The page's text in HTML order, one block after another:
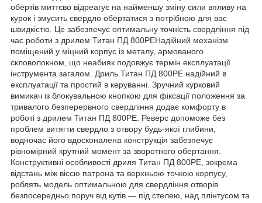
обертів миттєво відреагує на найменшу зміну сили впливу на
курок і змусить свердло обертатися з потрібною для вас
швидкістю. Це забезпечує оптимальну точність свердління під
час роботи з дрилем Титан ПД 800РЕНадійний механізм
поміщений у міцний корпус із металу, армованого
скловолокном, що неабияк подовжує термін експлуатації
інструмента загалом. Дриль Титан ПД 800РЕ надійний в
експлуатації та простий в керуванні. Зручний курковий
вимикач із блокувальною кнопкою для фіксації положення за
тривалого безперервного свердління додає комфорту в
роботі з дрилем Титан ПД 800РЕ. Реверс допоможе без
проблем витягти свердло з отвору будь-якої глибини,
водночас його вдосконалена конструкція забезпечує
рівномірний крутний момент за зворотного обертання.
Конструктивні особливості дриля Титан ПД 800РЕ, зокрема
відстань між віссю патрона та верхньою точкою корпусу,
роблять модель оптимальною для свердління отворів
безпосередньо поруч від кутів — під стелею, над плінтусом та